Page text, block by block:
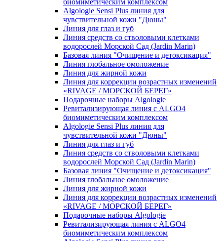
биомиметическим комплексом
Algologie Sensi Plus линия для
чувcтвительной кожи "Дюны"
Линия для глаз и губ
Линия средств со стволовыми клетками
водорослей Морской Сад (Jardin Marin)
Базовая линия "Очищение и детоксикация"
Линия глобальное омоложение
Линия для жирной кожи
Линия для коррекции возрастных изменений
«RIVAGE / МОРСКОЙ БЕРЕГ»
Подарочные наборы Algologie
Ревитализирующая линия с ALGO4
биомиметическим комплексом
Algologie Sensi Plus линия для
чувcтвительной кожи "Дюны"
Линия для глаз и губ
Линия средств со стволовыми клетками
водорослей Морской Сад (Jardin Marin)
Базовая линия "Очищение и детоксикация"
Линия глобальное омоложение
Линия для жирной кожи
Линия для коррекции возрастных изменений
«RIVAGE / МОРСКОЙ БЕРЕГ»
Подарочные наборы Algologie
Ревитализирующая линия с ALGO4
биомиметическим комплексом